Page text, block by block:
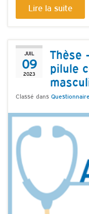
Lire la suite
JUIL
09
2023
Thèse
pilule
Classé dans